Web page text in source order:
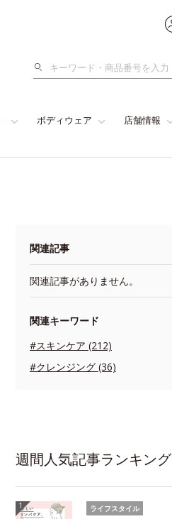
検
ボディウェア 店舗情報
関連記事
関連記事がありません。
関連キーワード
#スキンケア (212)
#クレンジング (36)
週間人気記事ランキング
ライフスタイル